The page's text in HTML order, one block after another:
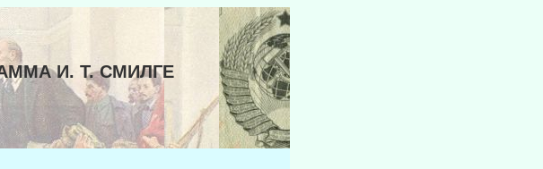
И. Т. СМИЛГЕ